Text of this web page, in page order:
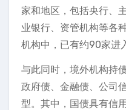
家和地区，包括央行、
业银行、资管机构等各
机构中，已有约90家进
与此同时，境外机构持
政府债、金融债、公司
型。其中，国债具有信